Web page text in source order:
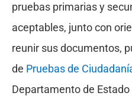
pruebas primarias y
aceptables, junto con
reunir sus documentos,
de Pruebas de
Departamento de Estado